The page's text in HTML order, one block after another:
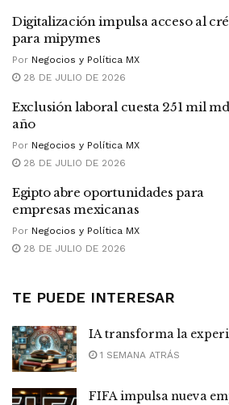
Digitalización impulsa acceso al
para mipymes
Por Negocios y Política MX
28 DE JULIO DE 2026
Exclusión laboral cuesta 251 mil
año
Por Negocios y Política MX
28 DE JULIO DE 2026
Egipto abre oportunidades para
empresas mexicanas
Por Negocios y Política MX
28 DE JULIO DE 2026
TE PUEDE INTERESAR
IA transforma la
1 SEMANA ATRÁS
FIFA impulsa nueva